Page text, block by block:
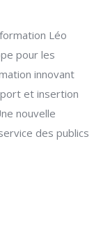
Léo
pour les
innovant
et insertion
nouvelle
des publics